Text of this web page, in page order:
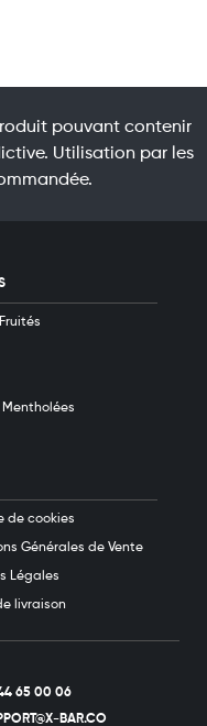
pouvant contenir
Utilisation par les
65 00 06
BAR.CO
Mentholées
de cookies
Générales de Vente
Légales
livraison